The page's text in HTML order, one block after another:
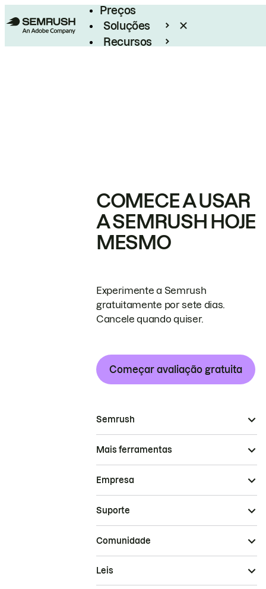
Preços
Soluções
Recursos
COMECE A USAR
A SEMRUSH HOJE
MESMO
Experimente a Semrush
gratuitamente por sete dias.
Cancele quando quiser.
Começar avaliação gratuita
Semrush
Mais ferramentas
Empresa
Suporte
Comunidade
Leis